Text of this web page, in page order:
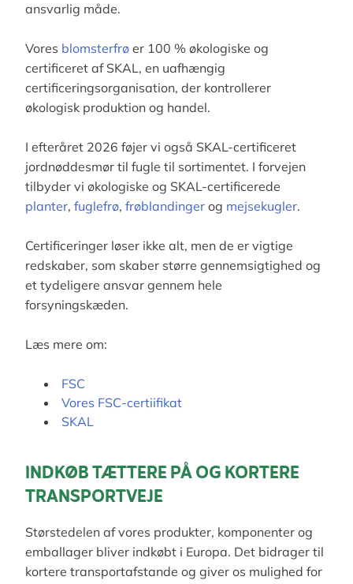
ansvarlig måde.
Vores blomsterfrø er 100 % økologiske og
certificeret af SKAL, en uafhængig
certificeringsorganisation, der kontrollerer
økologisk produktion og handel.
I efteråret 2026 føjer vi også SKAL-certificeret
jordnøddesmør til fugle til sortimentet. I forvejen
tilbyder vi økologiske og SKAL-certificerede
planter, fuglefrø, frøblandinger og mejsekugler.
Certificeringer løser ikke alt, men de er vigtige
redskaber, som skaber større gennemsigtighed og
et tydeligere ansvar gennem hele
forsyningskæden.
Læs mere om:
FSC
Vores FSC-certiifikat
SKAL
INDKØB TÆTTERE PÅ OG KORTERE
TRANSPORTVEJE
Størstedelen af vores produkter, komponenter og
emballager bliver indkøbt i Europa. Det bidrager til
kortere transportafstande og giver os mulighed for